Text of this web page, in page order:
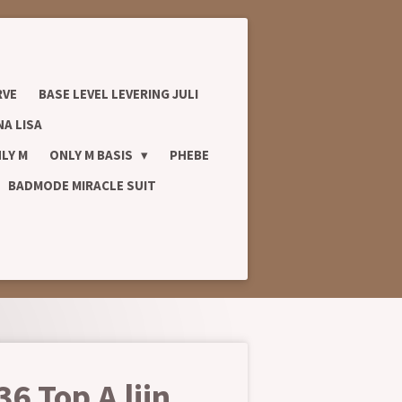
BASE LEVEL LEVERING JULI
LISA
M
ONLY M BASIS
PHEBE
BADMODE MIRACLE SUIT